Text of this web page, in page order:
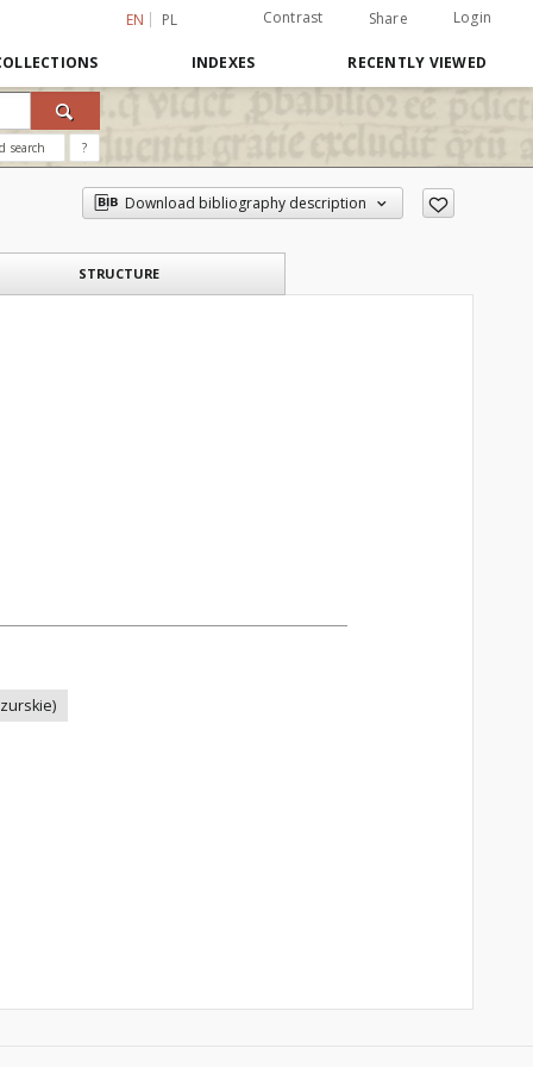
EN PL Contrast Share Login
INDEXES RECENTLY VIEWED
search ?
Download bibliography description
STRUCTURE